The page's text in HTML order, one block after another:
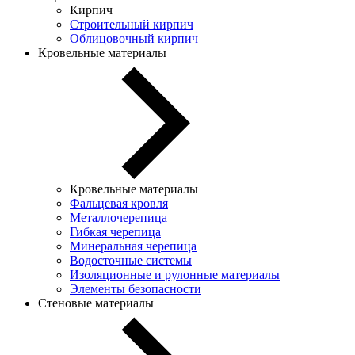
Кирпич
Строительный кирпич
Облицовочный кирпич
Кровельные материалы
Кровельные материалы
Фальцевая кровля
Металлочерепица
Гибкая черепица
Минеральная черепица
Водосточные системы
Изоляционные и рулонные материалы
Элементы безопасности
Стеновые материалы